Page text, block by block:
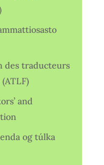
des traducteurs
and
og túlka